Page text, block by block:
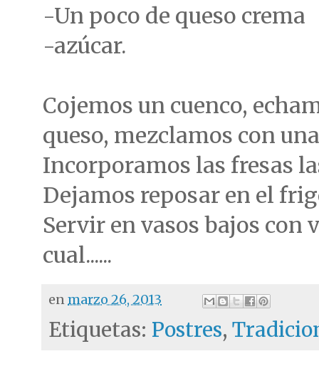
-Un poco de queso crema
-azúcar.
Cojemos un cuenco,
queso, mezclamos con
Incorporamos las fresas
Dejamos reposar en el
Servir en vasos bajos con
cual......
enmarzo 26, 2013
Etiquetas: Postres,